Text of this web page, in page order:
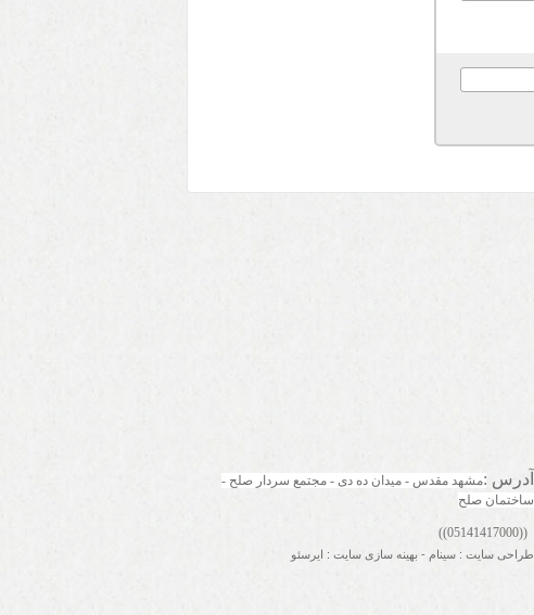
آدرس :
ساختمان صلح
((05141417000))
طراحی سایت : سینام - بهینه سازی سایت : ایرسئو